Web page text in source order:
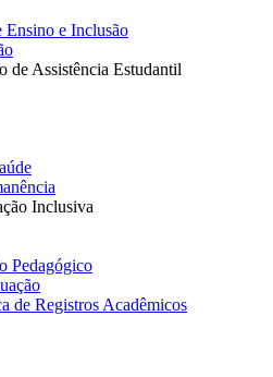
Ensino e Inclusão
de Assistência Estudantil
Inclusiva
Pedagógico
de Registros Acadêmicos